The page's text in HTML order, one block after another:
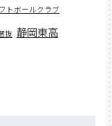
トボールクラブ
抜 静岡東高